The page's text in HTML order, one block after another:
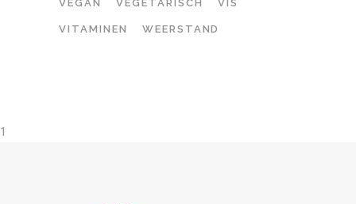
VEGAN VEGETARISCH VIS
VITAMINEN WEERSTAND
1